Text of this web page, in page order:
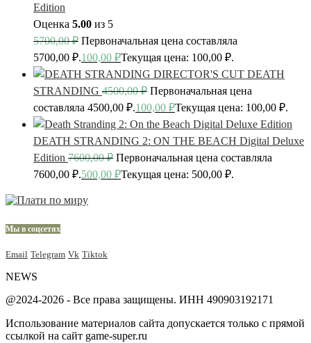
Edition
Оценка 5.00 из 5
5700,00₽ Первоначальная цена составляла
5700,00 ₽.100,00 ₽Текущая цена: 100,00 ₽.
DEATH
STRANDING 4500,00₽ Первоначальная цена
составляла 4500,00 ₽.100,00 ₽Текущая цена: 100,00 ₽.
DEATH STRANDING 2: ON THE BEACH Digital Deluxe
Edition 7600,00₽ Первоначальная цена составляла
7600,00 ₽.500,00 ₽Текущая цена: 500,00 ₽.
Мы в соцсетях
Email Telegram Vk Tiktok
NEWS
@2024-2026 - Все права защищены. ИНН 490903192171
Использование материалов сайта допускается только с прямой
ссылкой на сайт game-super.ru